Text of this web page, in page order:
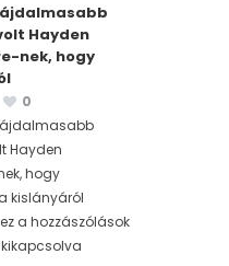
Hayden
nek, hogy
0
Hayden
hogy
kislányáról
a hozzászólások